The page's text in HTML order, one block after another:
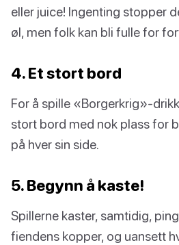
eller juice! Ingenting stopper
øl, men folk kan bli fulle for
4. Et stort bord
For å spille «Borgerkrig»-
stort bord med nok plass for
på hver sin side.
5. Begynn å kaste!
Spillerne kaster, samtidig,
fiendens kopper, og uansett